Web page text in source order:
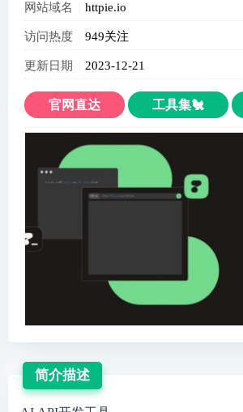
网站域名 httpie.io
访问热度 949关注
更新日期 2023-12-21
官网直达 工具集🐔
简介描述